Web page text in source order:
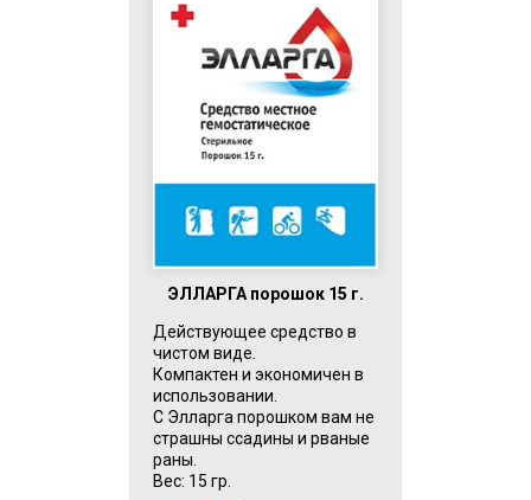
ЭЛЛАРГА порошок 15 г.
Действующее средство в
чистом виде.
Компактен и экономичен в
использовании.
С Элларга порошком вам не
страшны ссадины и рваные
раны.
Вес: 15 гр.